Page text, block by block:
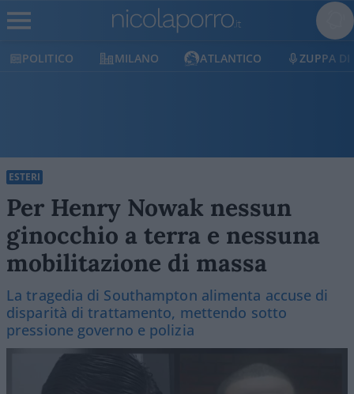
MILANO ATLANTICO ZUPPA DI PORRO
ESTERI
Per Henry Nowak nessun
ginocchio a terra e nessuna
mobilitazione di massa
La tragedia di Southampton alimenta accuse di
disparità di trattamento, mettendo sotto
pressione governo e polizia